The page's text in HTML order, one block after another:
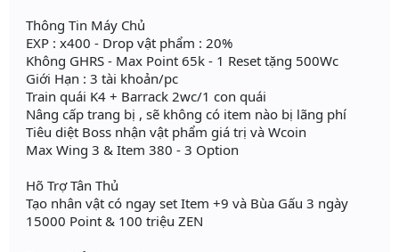
Thông Tin Máy Chủ
EXP : x400 - Drop vật phẩm : 20%
Không GHRS - Max Point 65k - 1 Reset tặng 500Wc
Giới Hạn : 3 tài khoản/pc
Train quái K4 + Barrack 2wc/1 con quái
Nâng cấp trang bị , sẽ không có item nào bị lãng phí
Tiêu diệt Boss nhận vật phẩm giá trị và Wcoin
Max Wing 3 & Item 380 - 3 Option
Hõ Trợ Tân Thủ
Tạo nhân vật có ngay set Item +9 và Bùa Gấu 3 ngày
15000 Point & 100 triệu ZEN